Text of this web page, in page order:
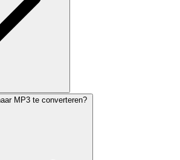
MP3 te converteren?